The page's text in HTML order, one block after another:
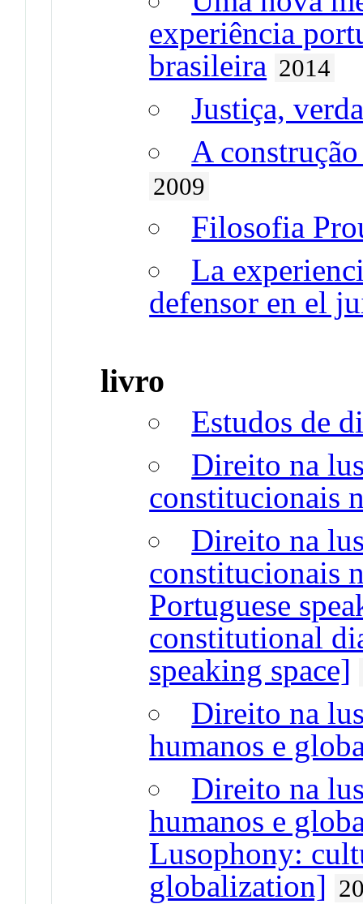
experiência
brasileira 2014
Justiça,
A
2009
Filosofia
La
defensor en el
livro
Estudos de
Direito na
constitucionais
Direito na
constitucionais
Portuguese
constitutional
speaking space]
Direito na
humanos e
Direito na
humanos e
Lusophony:
globalization]